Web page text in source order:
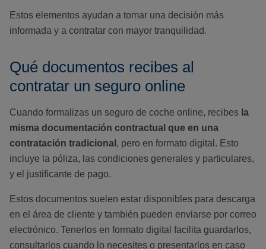
Estos elementos ayudan a tomar una decisión más
informada y a contratar con mayor tranquilidad.
Qué documentos recibes al
contratar un seguro online
Cuando formalizas un seguro de coche online, recibes la
misma documentación contractual que en una
contratación tradicional , pero en formato digital. Esto
incluye la póliza, las condiciones generales y particulares,
y el justificante de pago.
Estos documentos suelen estar disponibles para descarga
en el área de cliente y también pueden enviarse por correo
electrónico. Tenerlos en formato digital facilita guardarlos,
consultarlos cuando lo necesites o presentarlos en caso